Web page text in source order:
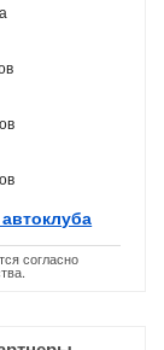
согласно